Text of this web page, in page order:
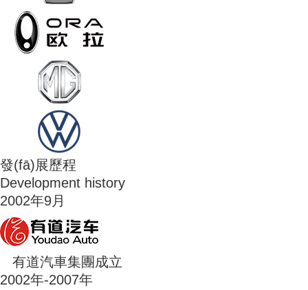
發(fā)展歷程
Development history
2002年9月
有道汽車集團成立
2002年-2007年